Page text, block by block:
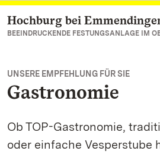
Zum Hauptinhalt springen
Hochburg bei
BEEINDRUCKENDE FESTUNGSANLAGE IM
UNSERE EMPFEHLUNG FÜR SIE
Gastronomie
Ob TOP-Gastronomie,
oder einfache Vesperstube